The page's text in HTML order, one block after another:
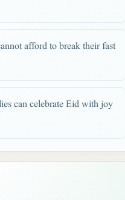
afford to break their fast
can celebrate Eid with joy